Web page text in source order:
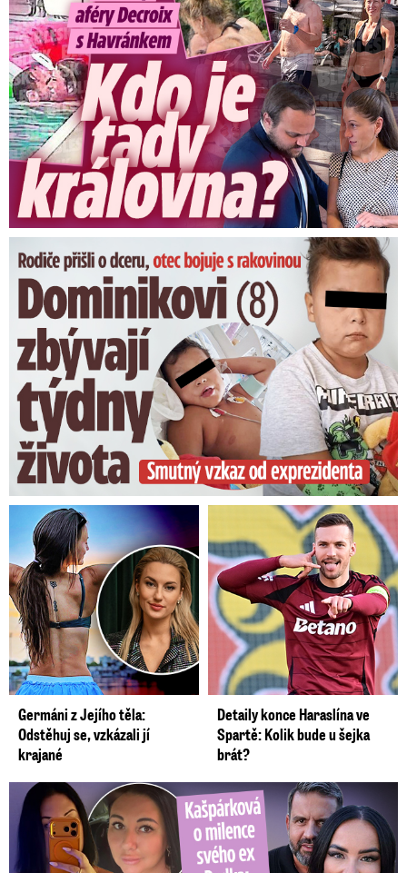
Dominikovi (8) zbývají týdny života: Vzkaz od exprezidenta
Germáni z Jejího těla:
Odstěhuj se, vzkázali jí
krajané
Detaily konce Haraslína ve
Spartě: Kolik bude u šejka
brát?
Kašpárková o milence svého ex Radka: Kopie z Wishe!